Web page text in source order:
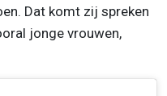
Dat komt zij spreken
jonge vrouwen,